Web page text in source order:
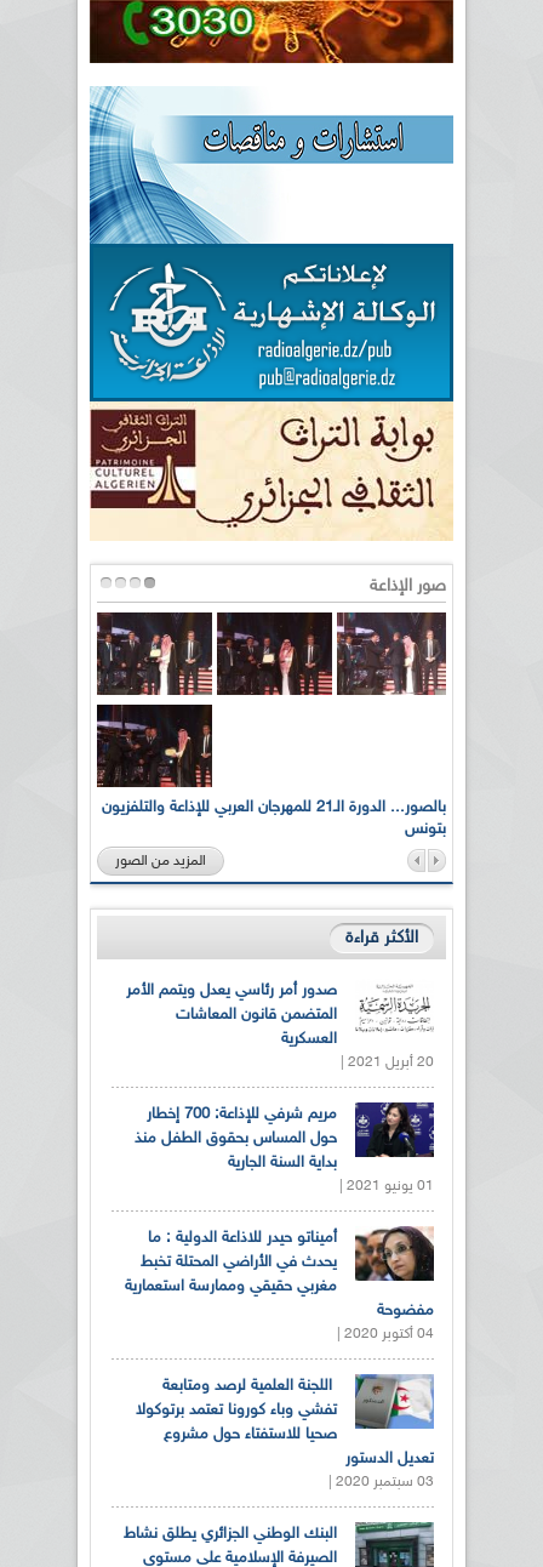
صور الإذاعة
بالصور... الدورة الـ21 للمهرجان العربي للإذاعة والتلفزيون
بتونس
المزيد من الصور
الأكثر قراءة
صدور أمر رئاسي يعدل ويتمم الأمر
المتضمن قانون المعاشات
العسكرية
20 أبريل 2021 |
مريم شرفي للإذاعة: 700 إخطار
حول المساس بحقوق الطفل منذ
بداية السنة الجارية
01 يونيو 2021 |
أميناتو حيدر للاذاعة الدولية : ما
يحدث في الأراضي المحتلة تخبط
مغربي حقيقي وممارسة استعمارية
مفضوحة
04 أكتوبر 2020 |
اللجنة العلمية لرصد ومتابعة
تفشي وباء كورونا تعتمد برتوكولا
صحيا للاستفتاء حول مشروع
تعديل الدستور
03 سبتمبر 2020 |
البنك الوطني الجزائري يطلق نشاط
الصيرفة الإسلامية على مستوى